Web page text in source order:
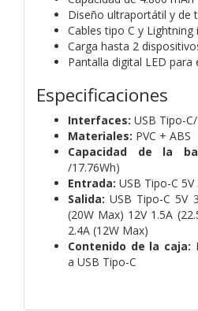
Diseño ultraportátil y de
Cables tipo C y Lightning
Carga hasta 2
Pantalla digital LED para
Especificaciones
Interfaces: USB Tipo-
Materiales: PVC + ABS
Capacidad de la
/17.76Wh)
Entrada: USB Tipo-C
Salida: USB Tipo-C 5V
(20W Max) 12V 1.5A
2.4A (12W Max)
Contenido de la caja:
a USB Tipo-C